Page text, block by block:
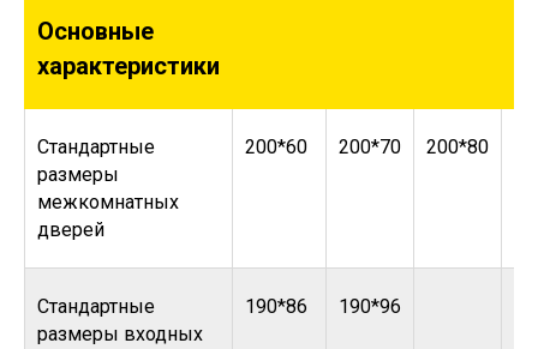
Основные
характеристики
Стандартные
размеры
межкомнатных
дверей
200*60 200*70 200*80
Стандартные
размеры входных
190*86 190*96